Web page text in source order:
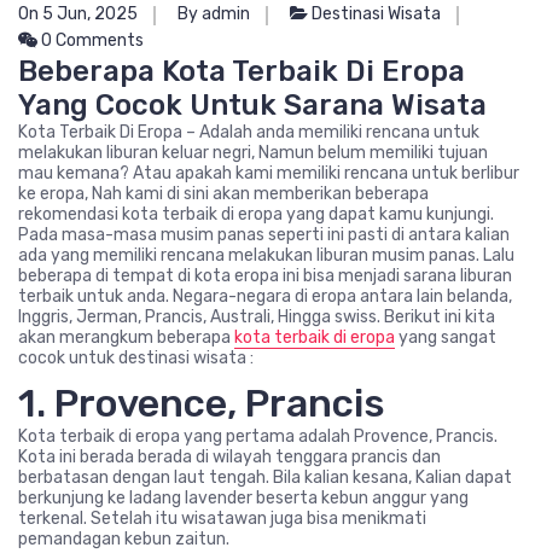
On 5 Jun, 2025 By admin
Destinasi Wisata
0 Comments
Beberapa Kota Terbaik Di Eropa
Yang Cocok Untuk Sarana Wisata
Kota Terbaik Di Eropa – Adalah anda memiliki rencana untuk
melakukan liburan keluar negri, Namun belum memiliki tujuan
mau kemana? Atau apakah kami memiliki rencana untuk berlibur
ke eropa, Nah kami di sini akan memberikan beberapa
rekomendasi kota terbaik di eropa yang dapat kamu kunjungi.
Pada masa-masa musim panas seperti ini pasti di antara kalian
ada yang memiliki rencana melakukan liburan musim panas. Lalu
beberapa di tempat di kota eropa ini bisa menjadi sarana liburan
terbaik untuk anda. Negara-negara di eropa antara lain belanda,
Inggris, Jerman, Prancis, Australi, Hingga swiss. Berikut ini kita
akan merangkum beberapa kota terbaik di eropa yang sangat
cocok untuk destinasi wisata :
1. Provence, Prancis
Kota terbaik di eropa yang pertama adalah Provence, Prancis.
Kota ini berada berada di wilayah tenggara prancis dan
berbatasan dengan laut tengah. Bila kalian kesana, Kalian dapat
berkunjung ke ladang lavender beserta kebun anggur yang
terkenal. Setelah itu wisatawan juga bisa menikmati
pemandagan kebun zaitun.